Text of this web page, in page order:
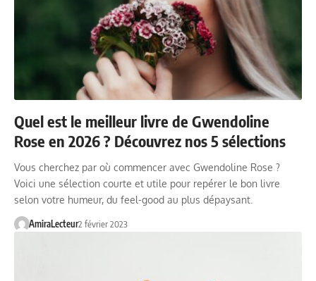
Quel est le meilleur livre de Gwendoline
Rose en 2026 ? Découvrez nos 5 sélections
Vous cherchez par où commencer avec Gwendoline Rose ?
Voici une sélection courte et utile pour repérer le bon livre
selon votre humeur, du feel-good au plus dépaysant.
AmiraLecteur2 février 2023